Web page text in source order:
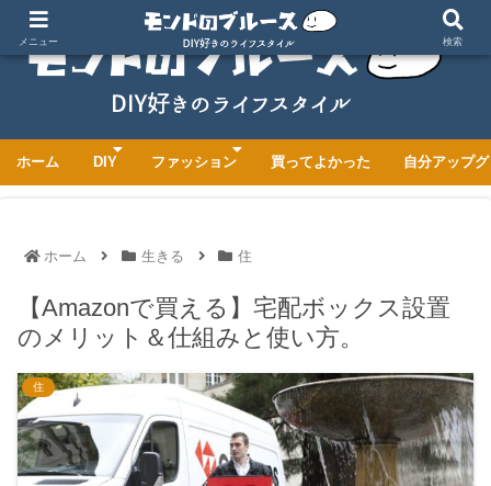
ホーム DIY ファッション 買ってよかった 自分アップ
ホーム 生きる 住
【Amazonで買える】宅配ボックス設置
のメリット＆仕組みと使い方。
住
メニュー 検索